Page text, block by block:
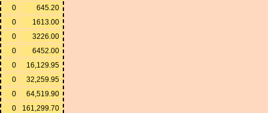
0
645.20
0
1613.00
0
3226.00
0
6452.00
0
16,129.95
0
32,259.95
0
64,519.90
0
161,299.70